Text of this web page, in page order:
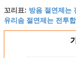
꼬리표: 방음 절연제는
유리솜 절연제는 전투